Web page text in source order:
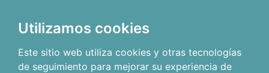
Utilizamos cookies
Este sitio web utiliza cookies y otras tecnologías
de seguimiento para mejorar su experiencia de